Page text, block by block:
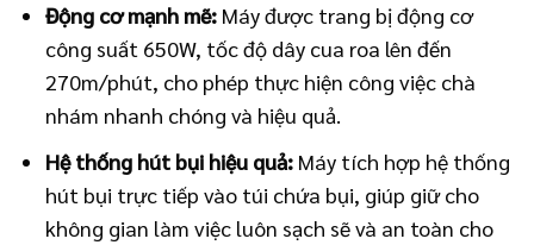
Động cơ mạnh mẽ: Máy được trang bị động cơ
công suất 650W, tốc độ dây cua roa lên đến
270m/phút, cho phép thực hiện công việc chà
nhám nhanh chóng và hiệu quả.
Hệ thống hút bụi hiệu quả: Máy tích hợp hệ thống
hút bụi trực tiếp vào túi chứa bụi, giúp giữ cho
không gian làm việc luôn sạch sẽ và an toàn cho